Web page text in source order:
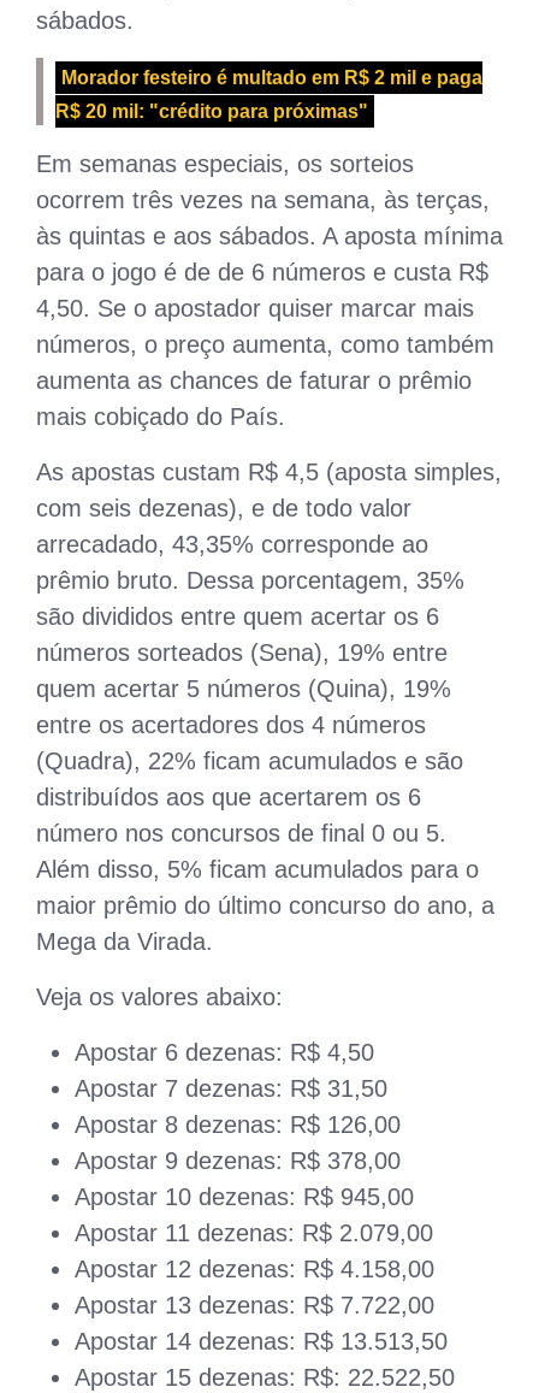
sábados.
Morador festeiro é multado em R$ 2 mil e paga
R$ 20 mil: "crédito para próximas"
Em semanas especiais, os sorteios
ocorrem três vezes na semana, às terças,
às quintas e aos sábados. A aposta mínima
para o jogo é de de 6 números e custa R$
4,50. Se o apostador quiser marcar mais
números, o preço aumenta, como também
aumenta as chances de faturar o prêmio
mais cobiçado do País.
As apostas custam R$ 4,5 (aposta simples,
com seis dezenas), e de todo valor
arrecadado, 43,35% corresponde ao
prêmio bruto. Dessa porcentagem, 35%
são divididos entre quem acertar os 6
números sorteados (Sena), 19% entre
quem acertar 5 números (Quina), 19%
entre os acertadores dos 4 números
(Quadra), 22% ficam acumulados e são
distribuídos aos que acertarem os 6
número nos concursos de final 0 ou 5.
Além disso, 5% ficam acumulados para o
maior prêmio do último concurso do ano, a
Mega da Virada.
Veja os valores abaixo:
Apostar 6 dezenas: R$ 4,50
Apostar 7 dezenas: R$ 31,50
Apostar 8 dezenas: R$ 126,00
Apostar 9 dezenas: R$ 378,00
Apostar 10 dezenas: R$ 945,00
Apostar 11 dezenas: R$ 2.079,00
Apostar 12 dezenas: R$ 4.158,00
Apostar 13 dezenas: R$ 7.722,00
Apostar 14 dezenas: R$ 13.513,50
Apostar 15 dezenas: R$: 22.522,50